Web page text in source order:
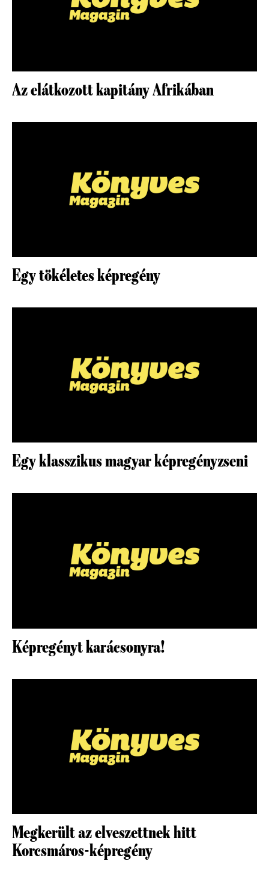
Az elátkozott kapitány Afrikában
Egy tökéletes képregény
Egy klasszikus magyar képregényzseni
Képregényt karácsonyra!
Megkerült az elveszettnek hitt
Korcsmáros-képregény